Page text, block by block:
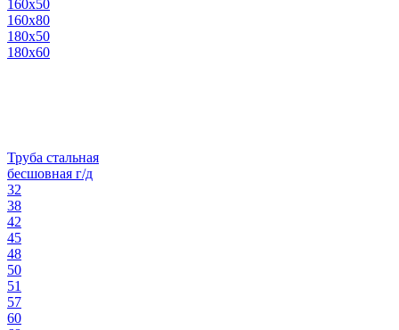
160х50
160х80
180х50
180х60
Труба стальная
бесшовная г/д
32
38
42
45
48
50
51
57
60